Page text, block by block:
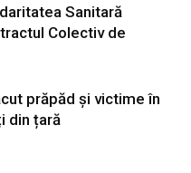
Sanitară
Colectiv de
prăpăd și victime în
din țară